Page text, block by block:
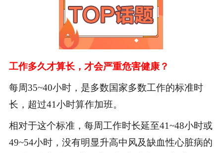
工作多久才算长，才会严重危害健康？
每周35~40小时，是多数国家多数工作的标准时
长，超过41小时算作加班。
相对于这个标准，每周工作时长延至41~48小时或
49~54小时，没有明显升高中风及缺血性心脏病的